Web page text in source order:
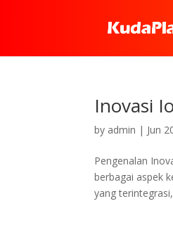
Inovasi
by admin | Jun
Pengenalan
berbagai aspek
yang